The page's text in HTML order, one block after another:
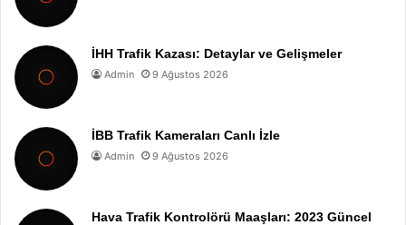
İHH Trafik Kazası: Detaylar ve Gelişmeler
Admin 9 Ağustos 2026
İBB Trafik Kameraları Canlı İzle
Admin 9 Ağustos 2026
Hava Trafik Kontrolörü Maaşları: 2023 Güncel